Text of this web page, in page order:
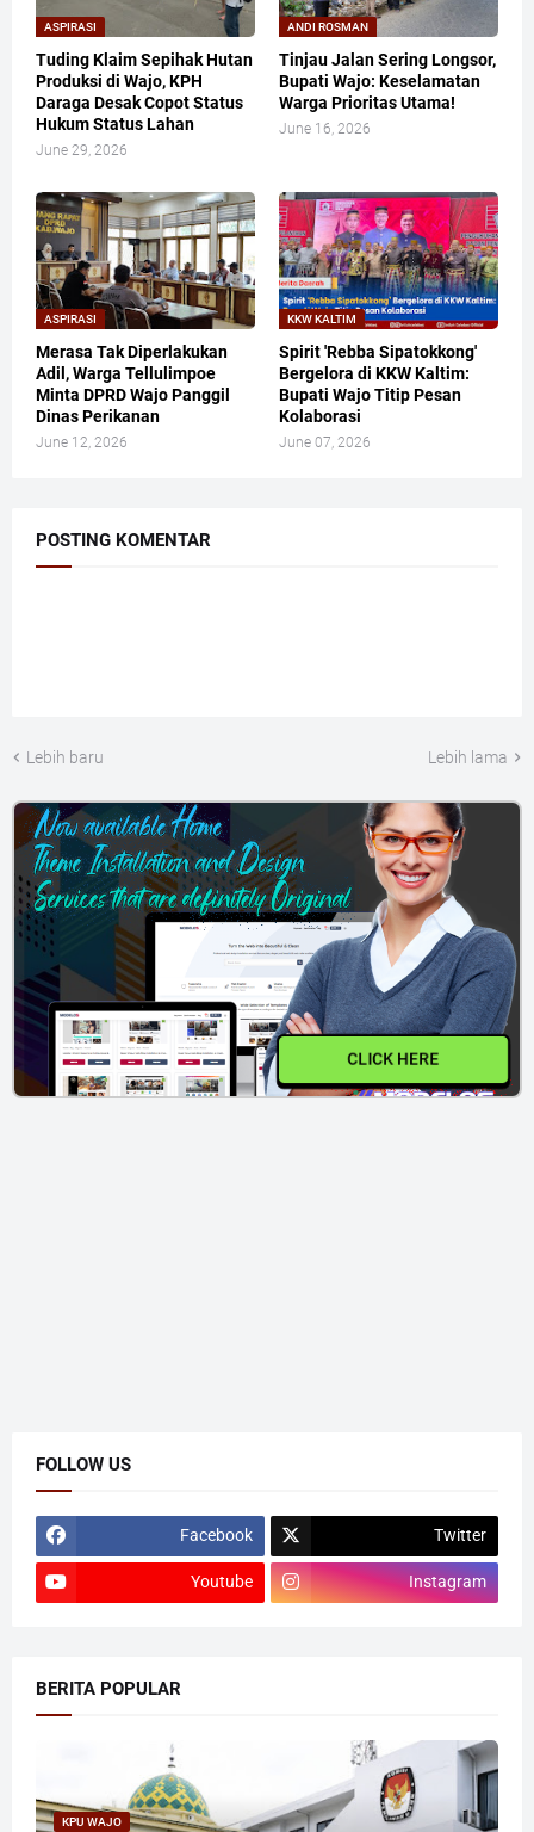
ASPIRASI
Tuding Klaim Sepihak Hutan
Produksi di Wajo, KPH
Daraga Desak Copot Status
Hukum Status Lahan
June 29, 2026
ANDI ROSMAN
Tinjau Jalan Sering Longsor,
Bupati Wajo: Keselamatan
Warga Prioritas Utama!
June 16, 2026
ASPIRASI
Merasa Tak Diperlakukan
Adil, Warga Tellulimpoe
Minta DPRD Wajo Panggil
Dinas Perikanan
June 12, 2026
KKW KALTIM
​Spirit 'Rebba Sipatokkong'
Bergelora di KKW Kaltim:
Bupati Wajo Titip Pesan
Kolaborasi
June 07, 2026
POSTING KOMENTAR
Lebih baru Lebih lama
CLICK HERE
FOLLOW US
Facebook Twitter
Youtube Instagram
BERITA POPULAR
KPU WAJO